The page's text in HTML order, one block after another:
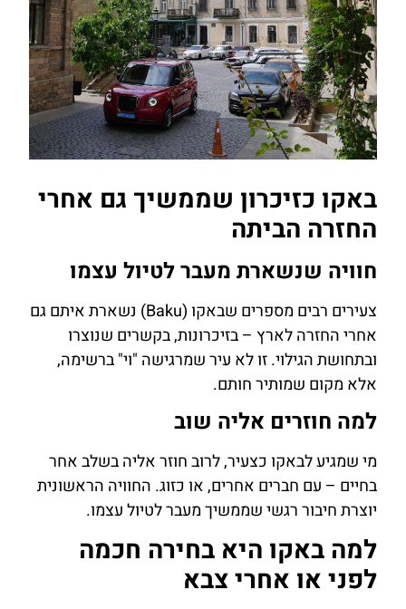
באקו כזיכרון שממשיך גם אחרי
החזרה הביתה
חוויה שנשארת מעבר לטיול עצמו
צעירים רבים מספרים שבאקו (Baku) נשארת איתם גם
אחרי החזרה לארץ – בזיכרונות, בקשרים שנוצרו
ובתחושת הגילוי. זו לא עיר שמרגישה "וי" ברשימה,
אלא מקום שמותיר חותם.
למה חוזרים אליה שוב
מי שמגיע לבאקו כצעיר, לרוב חוזר אליה בשלב אחר
בחיים – עם חברים אחרים, או כזוג. החוויה הראשונית
יוצרת חיבור רגשי שממשיך מעבר לטיול עצמו.
למה באקו היא בחירה חכמה
לפני או אחרי צבא